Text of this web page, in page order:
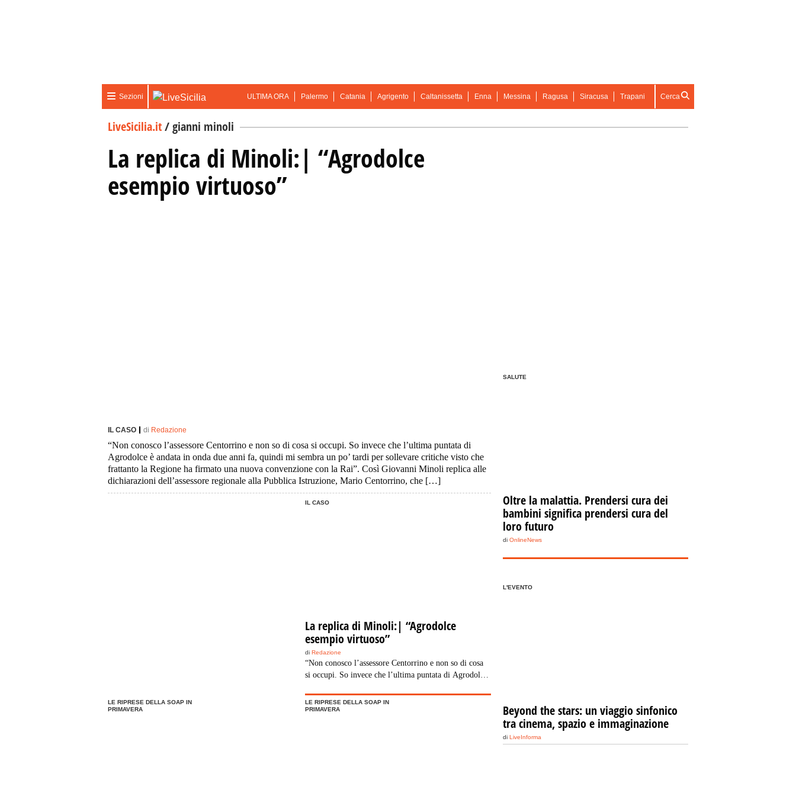
Sezioni ULTIMA ORA Palermo Catania Agrigento Caltanissetta Enna Messina Ragusa Siracusa Trapani Cerca
LiveSicilia.it/gianni minoli
La replica di Minoli:| “Agrodolce
esempio virtuoso”
IL CASO di Redazione
“Non conosco l’assessore Centorrino e non so di cosa si occupi. So invece che l’ultima puntata di
Agrodolce è andata in onda due anni fa, quindi mi sembra un po’ tardi per sollevare critiche visto che
frattanto la Regione ha firmato una nuova convenzione con la Rai”. Così Giovanni Minoli replica alle
dichiarazioni dell’assessore regionale alla Pubblica Istruzione, Mario Centorrino, che […]
IL CASO
La replica di Minoli:| “Agrodolce
esempio virtuoso”
diRedazione
“Non conosco l’assessore Centorrino e non so di cosa
si occupi. So invece che l’ultima puntata di Agrodolce
tardi per sollevare critiche visto che frattanto la
Regione ha firmato una nuova convenzione con la
LE RIPRESE DELLA SOAP IN
PRIMAVERA
LE RIPRESE DELLA SOAP IN
PRIMAVERA
SALUTE
Oltre la malattia. Prendersi cura dei
bambini significa prendersi cura del
loro futuro
di OnlineNews
L'EVENTO
Beyond the stars: un viaggio sinfonico
tra cinema, spazio e immaginazione
di LiveInforma